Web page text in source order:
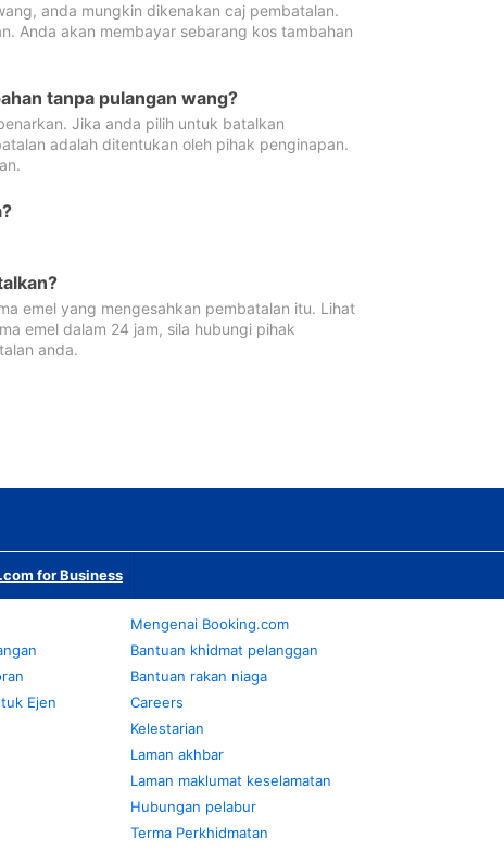
anda mungkin dikenakan caj pembatalan.
Anda akan membayar sebarang kos tambahan
tanpa pulangan wang?
Jika anda pilih untuk batalkan
adalah ditentukan oleh pihak penginapan.
emel yang mengesahkan pembatalan itu. Lihat
emel dalam 24 jam, sila hubungi pihak
anda.
for Business
Ejen
Mengenai Booking.com
Bantuan khidmat pelanggan
Bantuan rakan niaga
Careers
Kelestarian
Laman akhbar
Laman maklumat keselamatan
Hubungan pelabur
Terma Perkhidmatan